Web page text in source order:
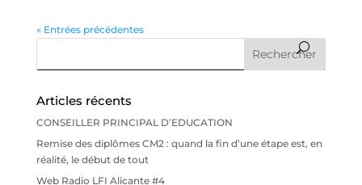
« Entrées précédentes
Articles récents
CONSEILLER PRINCIPAL D’EDUCATION
Remise des diplômes CM2 : quand la fin d’une étape est, en
réalité, le début de tout
Web Radio LFI Alicante #4